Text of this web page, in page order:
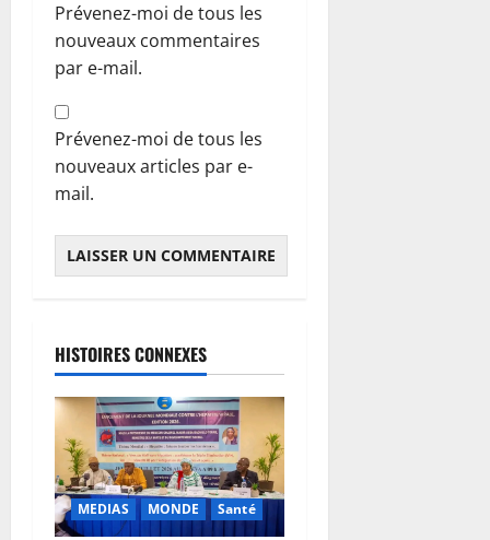
Prévenez-moi de tous les
nouveaux commentaires
par e-mail.
Prévenez-moi de tous les
nouveaux articles par e-
mail.
HISTOIRES CONNEXES
MEDIAS MONDE Santé